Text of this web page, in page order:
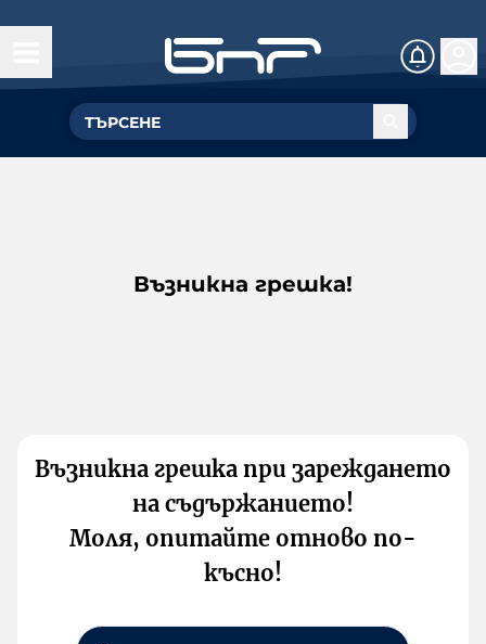
Възникна грешка!
Възникна грешка при зареждането
на съдържанието!
Моля, опитайте отново по-
късно!